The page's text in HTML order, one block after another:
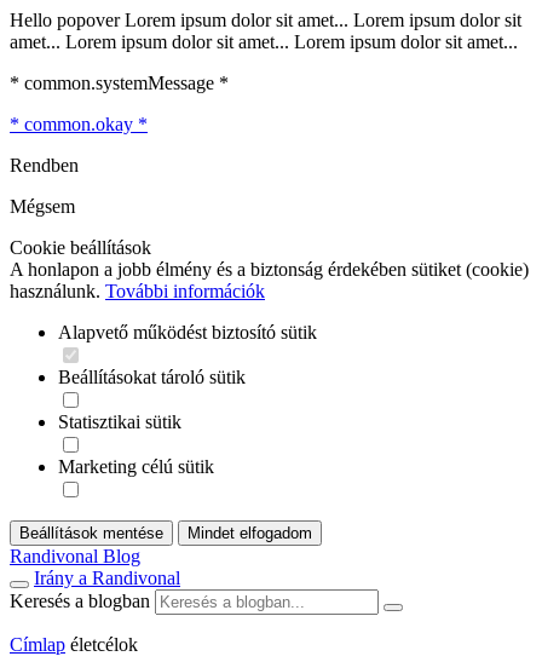
Hello popover Lorem ipsum dolor sit amet... Lorem ipsum dolor sit
amet... Lorem ipsum dolor sit amet... Lorem ipsum dolor sit amet...
* common.systemMessage *
* common.okay *
Rendben
Mégsem
Cookie beállítások
A honlapon a jobb élmény és a biztonság érdekében sütiket (cookie)
használunk. További információk
Alapvető működést biztosító sütik
Beállításokat tároló sütik
Statisztikai sütik
Marketing célú sütik
Beállítások mentése Mindet elfogadom
Randivonal Blog
Irány a Randivonal
Keresés a blogban
Címlap életcélok